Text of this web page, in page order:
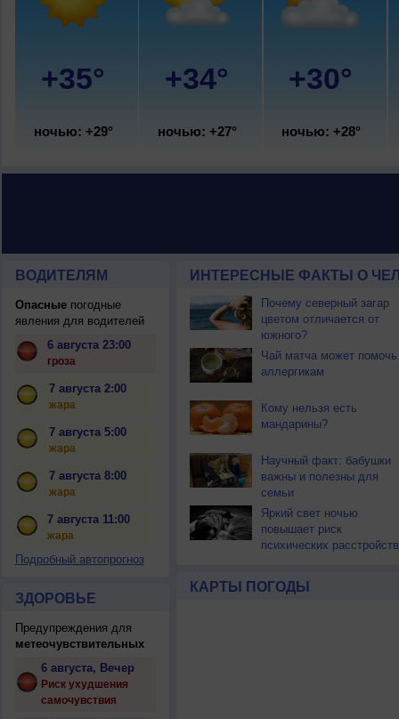
+35°
ночью: +29°
+34°
ночью: +27°
+30°
ночью: +28°
ВОДИТЕЛЯМ
Опасныепогодные
явления для водителей
6 августа 23:00
гроза
7 августа 2:00
жара
7 августа 5:00
жара
7 августа 8:00
жара
7 августа 11:00
жара
Подробный автопрогноз
ЗДОРОВЬЕ
Предупреждения для
метеочувствительных
6 августа, Вечер
Риск ухудшения
самочувствия
ИНТЕРЕСНЫЕ ФАКТЫ О
Почему северный загар
цветом отличается от
южного?
Чай матча может помочь
аллергикам
Кому нельзя есть
мандарины?
Научный факт: бабушки
важны и полезны для
семьи
Яркий свет ночью
повышает риск
психических расстройств
КАРТЫ ПОГОДЫ